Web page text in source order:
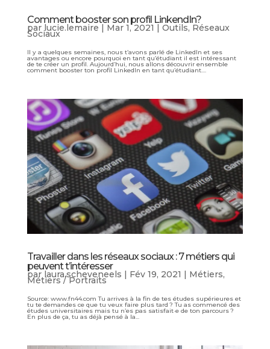
Comment booster son profil LinkendIn?
par lucie.lemaire | Mar 1, 2021 | Outils, Réseaux
Sociaux
Il y a quelques semaines, nous t’avons parlé de LinkedIn et ses
avantages ou encore pourquoi en tant qu’étudiant il est intéressant
de te créer un profil. Aujourd’hui, nous allons découvrir ensemble
comment booster ton profil LinkedIn en tant qu’étudiant....
Travailler dans les réseaux sociaux : 7 métiers qui
peuvent t’intéresser
par laura.scheveneels | Fév 19, 2021 | Métiers,
Métiers / Portraits
Source: www.fn44.com Tu arrives à la fin de tes études supérieures et
tu te demandes ce que tu veux faire plus tard ? Tu as commencé des
études universitaires mais tu n’es pas satisfait·e de ton parcours ?
En plus de ça, tu as déjà pensé à la...